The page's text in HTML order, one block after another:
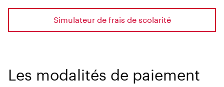
Simulateur de frais de scolarité
Les modalités de paiement